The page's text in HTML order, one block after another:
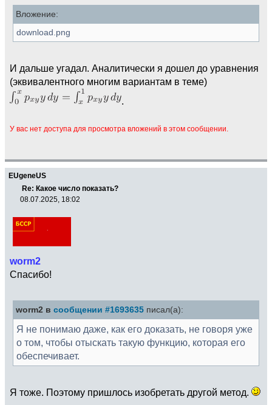
Вложение:
download.png
И дальше угадал. Аналитически я дошел до уравнения
(эквивалентного многим вариантам в теме)
У вас нет доступа для просмотра вложений в этом сообщении.
EUgeneUS
Re: Какое число показать?
08.07.2025, 18:02
worm2
Спасибо!
worm2 в сообщении #1693635 писал(а):
Я не понимаю даже, как его доказать, не говоря уже
о том, чтобы отыскать такую функцию, которая его
обеспечивает.
Я тоже. Поэтому пришлось изобретать другой метод.